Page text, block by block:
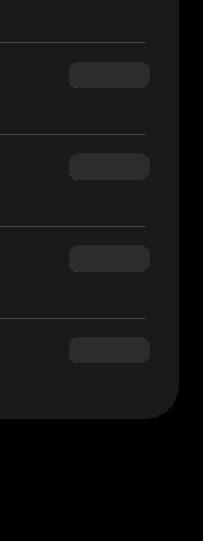
$54.90
$34.95
$160.00
$180.00